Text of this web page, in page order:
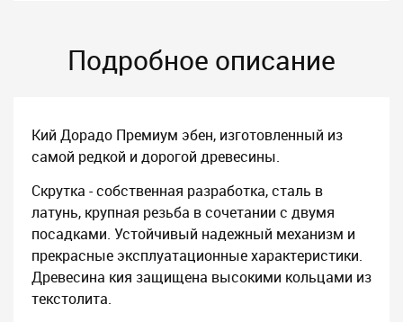
Подробное описание
Кий Дорадо Премиум эбен, изготовленный из
самой редкой и дорогой древесины.
Скрутка - собственная разработка, сталь в
латунь, крупная резьба в сочетании с двумя
посадками. Устойчивый надежный механизм и
прекрасные эксплуатационные характеристики.
Древесина кия защищена высокими кольцами из
текстолита.